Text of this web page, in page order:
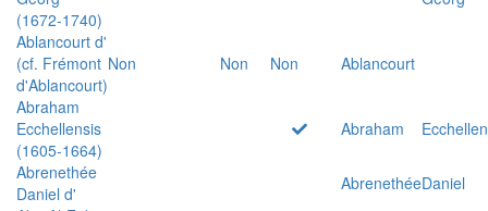
(1672-1740)
Ablancourt d'
(cf. Frémont
d'Ablancourt)
Non Non Non
Ablancourt
Abraham
Ecchellensis
(1605-1664)
Abraham
Abrenethée
Daniel d'
AbrenethéeDaniel